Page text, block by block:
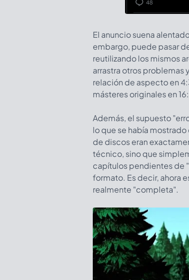
El anuncio suena
embargo, puede pasar
reutilizando los mismos
arrastra otros problemas
relación de aspecto en
másteres originales en
Además, el supuesto
lo que se había
de discos eran
técnico, sino que
capítulos pendientes de "
formato. Es decir, ahora
realmente "completa".